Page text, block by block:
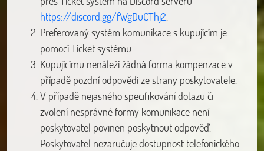
https://discord.gg/fWgDuCThj2
Preferovaný systém komunikace s kupujícím je
pomocí Ticket systému
Kupujícímu nenáleží žádná forma kompenzace v
případě pozdní odpovědi ze strany poskytovatele.
V případě nejasného specifikování dotazu či
zvolení nesprávné formy komunikace není
poskytovatel povinen poskytnout odpověď.
Poskytovatel nezaručuje dostupnost telefonického